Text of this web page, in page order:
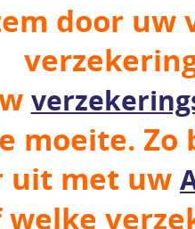
door uw
moeite.
uit met uw
welke